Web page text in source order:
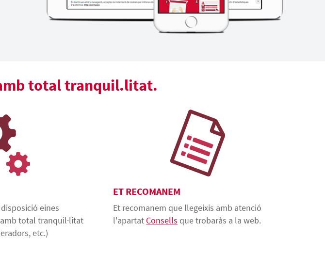
total tranquil.litat.
eines
total tranquil·litat
etc.)
ET RECOMANEM
Et recomanem que llegeixis amb atenció
l'apartat Consells que trobaràs a la web.